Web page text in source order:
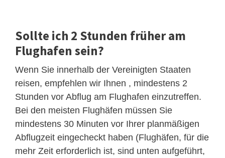
Sollte ich 2 Stunden früher am
Flughafen sein?
Wenn Sie innerhalb der Vereinigten Staaten
reisen, empfehlen wir Ihnen , mindestens 2
Stunden vor Abflug am Flughafen einzutreffen.
Bei den meisten Flughäfen müssen Sie
mindestens 30 Minuten vor Ihrer planmäßigen
Abflugzeit eingecheckt haben (Flughäfen, für die
mehr Zeit erforderlich ist, sind unten aufgeführt,